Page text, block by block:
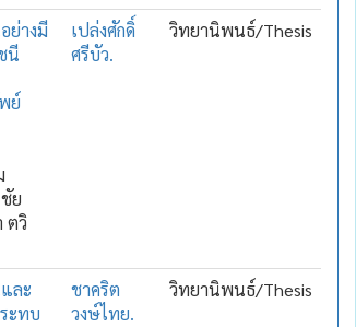
ย่างมี
นี
ย์
ย
ตวิ
เปล่งศักดิ์
ศรีบัว.
วิทยานิพนธ์/Thesis
ละ
ะทบ
ชาคริต
วงษ์ไทย.
วิทยานิพนธ์/Thesis